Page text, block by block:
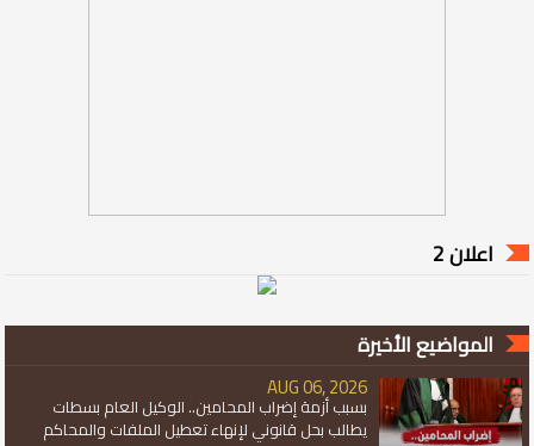
اعلان 2
المواضيع الأخيرة
AUG 06, 2026
بسبب أزمة إضراب المحامين.. الوكيل العام بسطات
يطالب بحل قانوني لإنهاء تعطيل الملفات والمحاكم